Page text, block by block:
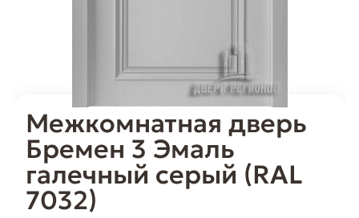
Межкомнатная дверь
Бремен 3 Эмаль
галечный серый (RAL
7032)